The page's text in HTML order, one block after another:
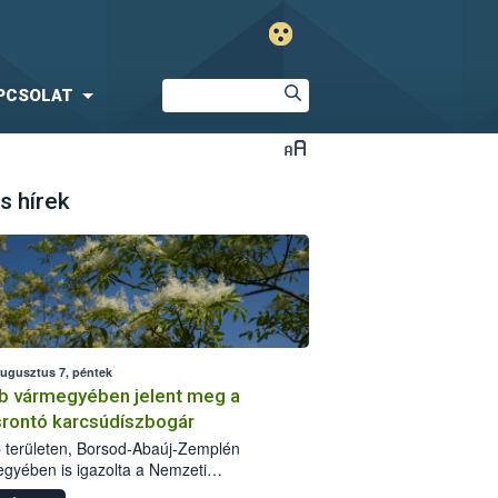
hírek
7, péntek
vármegyében jelent meg a
karcsúdíszbogár
területen, Borsod-Abaúj-Zemplén
is igazolta a Nemzeti
biztonsági Hivatal (Nébih) a